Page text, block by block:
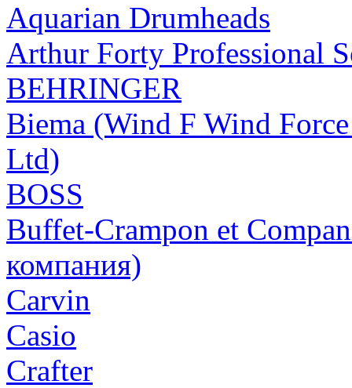
Aquarian Drumheads
Arthur Forty Professional
BEHRINGER
Biema (Wind F Wind
Ltd)
BOSS
Buffet-Crampon et
компания)
Carvin
Casio
Crafter